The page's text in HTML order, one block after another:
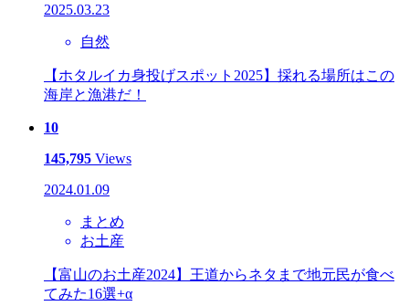
2025.03.23
自然
【ホタルイカ身投げスポット2025】採れる場所はこの
海岸と漁港だ！
10
145,795 Views
2024.01.09
まとめ
お土産
【富山のお土産2024】王道からネタまで地元民が食べ
てみた16選+α